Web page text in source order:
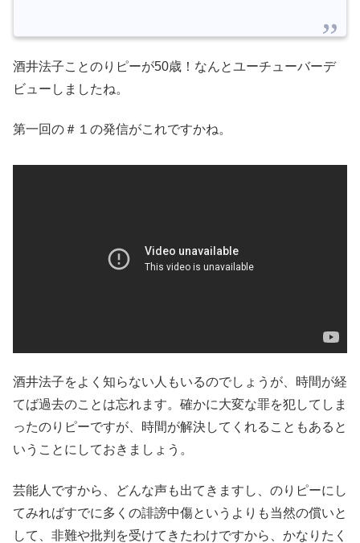
酒井法子ことのりピーが50歳！なんとユーチューバーデ
ビューしましたね。
第一回の＃１の発信がこれですかね。
酒井法子をよく知らない人もいるのでしょうが、時間が経
てば過去のことは忘れます。確かに大変な罪を犯してしま
ったのりピーですが、時間が解決してくれることもあると
いうことにしておきましょう。
芸能人ですから、どんな声も出てきますし、のりピーにし
てみればすでに多くの誹謗中傷というよりも当然の償いと
して、非難や批判を受けてきたわけですから、かなりたく